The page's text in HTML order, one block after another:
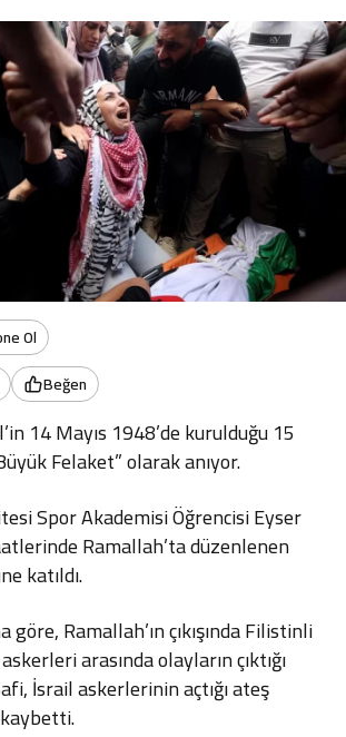
Ol
Beğen
14 Mayıs 1948’de kurulduğu 15
Felaket” olarak anıyor.
Spor Akademisi Öğrencisi Eyser
Ramallah’ta düzenlenen
katıldı.
göre, Ramallah’ın çıkışında Filistinli
arasında olayların çıktığı
İsrail askerlerinin açtığı ateş